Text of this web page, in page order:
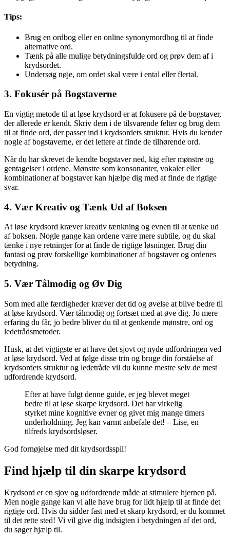
Tips:
Brug en ordbog eller en online synonymordbog til at finde
alternative ord.
Tænk på alle mulige betydningsfulde ord og prøv dem af i
krydsordet.
Undersøg nøje, om ordet skal være i ental eller flertal.
3. Fokusér på Bogstaverne
En vigtig metode til at løse krydsord er at fokusere på de bogstaver,
der allerede er kendt. Skriv dem i de tilsvarende felter og brug dem
til at finde ord, der passer ind i krydsordets struktur. Hvis du kender
nogle af bogstaverne, er det lettere at finde de tilhørende ord.
Når du har skrevet de kendte bogstaver ned, kig efter mønstre og
gentagelser i ordene. Mønstre som konsonanter, vokaler eller
kombinationer af bogstaver kan hjælpe dig med at finde de rigtige
svar.
4. Vær Kreativ og Tænk Ud af Boksen
At løse krydsord kræver kreativ tænkning og evnen til at tænke ud
af boksen. Nogle gange kan ordene være mere subtile, og du skal
tænke i nye retninger for at finde de rigtige løsninger. Brug din
fantasi og prøv forskellige kombinationer af bogstaver og ordenes
betydning.
5. Vær Tålmodig og Øv Dig
Som med alle færdigheder kræver det tid og øvelse at blive bedre til
at løse krydsord. Vær tålmodig og fortsæt med at øve dig. Jo mere
erfaring du får, jo bedre bliver du til at genkende mønstre, ord og
ledetrådsmetoder.
Husk, at det vigtigste er at have det sjovt og nyde udfordringen ved
at løse krydsord. Ved at følge disse trin og bruge din forståelse af
krydsordets struktur og ledetråde vil du kunne mestre selv de mest
udfordrende krydsord.
Efter at have fulgt denne guide, er jeg blevet meget
bedre til at løse skarpe krydsord. Det har virkelig
styrket mine kognitive evner og givet mig mange timers
underholdning. Jeg kan varmt anbefale det! – Lise, en
tilfreds krydsordsløser.
God fornøjelse med dit krydsordsspil!
Find hjælp til din skarpe krydsord
Krydsord er en sjov og udfordrende måde at stimulere hjernen på.
Men nogle gange kan vi alle have brug for lidt hjælp til at finde det
rigtige ord. Hvis du sidder fast med et skarp krydsord, er du kommet
til det rette sted! Vi vil give dig indsigten i betydningen af det ord,
du søger hjælp til.